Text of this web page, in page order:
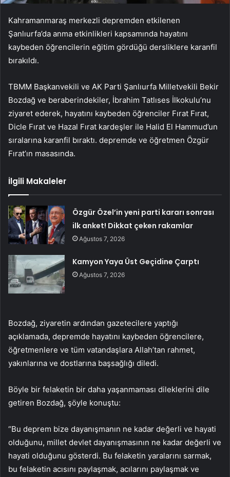
Kahramanmaraş merkezli depremden etkilenen
Şanlıurfa’da anma etkinlikleri kapsamında hayatını
kaybeden öğrencilerin eğitim gördüğü dersliklere karanfil
bırakıldı.
TBMM Başkanvekili ve AK Parti Şanlıurfa Milletvekili Bekir
Bozdağ ve beraberindekiler, İbrahim Tatlıses İlkokulu’nu
ziyaret ederek, hayatını kaybeden öğrenciler Fırat Fırat,
Dicle Fırat ve Hazal Fırat kardeşler ile Halid El Hammud’un
sıralarına karanfil bıraktı. depremde ve öğretmen Özgür
Fırat’ın masasında.
İlgili Makaleler
Özgür Özel’in yeni parti kararı sonrası
ilk anket! Dikkat çeken rakamlar
Ağustos 7, 2026
Kamyon Yaya Üst Geçidine Çarptı
Ağustos 7, 2026
Bozdağ, ziyaretin ardından gazetecilere yaptığı
açıklamada, depremde hayatını kaybeden öğrencilere,
öğretmenlere ve tüm vatandaşlara Allah’tan rahmet,
yakınlarına ve dostlarına başsağlığı diledi.
Böyle bir felaketin bir daha yaşanmaması dileklerini dile
getiren Bozdağ, şöyle konuştu:
“Bu deprem bize dayanışmanın ne kadar değerli ve hayati
olduğunu, millet devlet dayanışmasının ne kadar değerli ve
hayati olduğunu gösterdi. Bu felaketin yaralarını sarmak,
bu felaketin acısını paylaşmak, acılarını paylaşmak ve